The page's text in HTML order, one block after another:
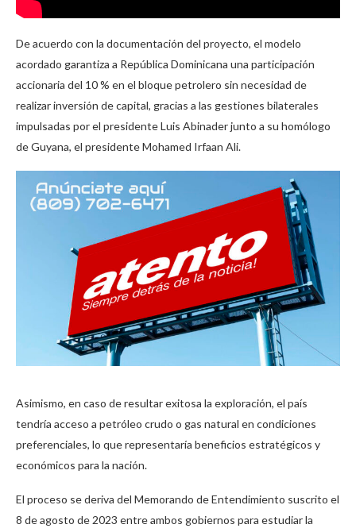
De acuerdo con la documentación del proyecto, el modelo
acordado garantiza a República Dominicana una participación
accionaria del 10 % en el bloque petrolero sin necesidad de
realizar inversión de capital, gracias a las gestiones bilaterales
impulsadas por el presidente Luis Abinader junto a su homólogo
de Guyana, el presidente Mohamed Irfaan Ali.
Asimismo, en caso de resultar exitosa la exploración, el país
tendría acceso a petróleo crudo o gas natural en condiciones
preferenciales, lo que representaría beneficios estratégicos y
económicos para la nación.
El proceso se deriva del Memorando de Entendimiento suscrito el
8 de agosto de 2023 entre ambos gobiernos para estudiar la